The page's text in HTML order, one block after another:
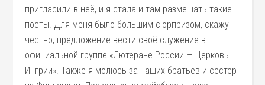
пригласили в неё, и я стала и там размещать такие
посты. Для меня было большим сюрпризом, скажу
честно, предложение вести своё служение в
официальной группе «Лютеране России — Церковь
Ингрии». Также я молюсь за наших братьев и сестёр